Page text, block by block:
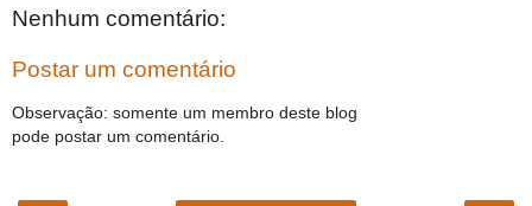
Nenhum comentário:
Postar um comentário
Observação: somente um membro deste blog
pode postar um comentário.